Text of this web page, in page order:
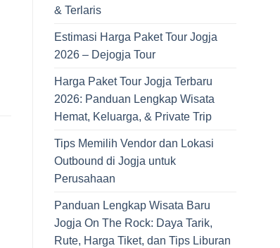
& Terlaris
Estimasi Harga Paket Tour Jogja
2026 – Dejogja Tour
Harga Paket Tour Jogja Terbaru
2026: Panduan Lengkap Wisata
Hemat, Keluarga, & Private Trip
Tips Memilih Vendor dan Lokasi
Outbound di Jogja untuk
Perusahaan
Panduan Lengkap Wisata Baru
Jogja On The Rock: Daya Tarik,
Rute, Harga Tiket, dan Tips Liburan